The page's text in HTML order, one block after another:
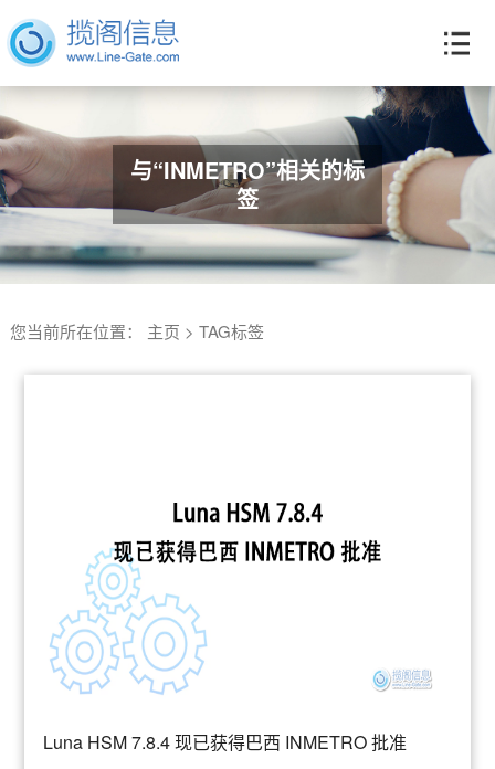
与“INMETRO”相关的标
签
您当前所在位置： 主页 > TAG标签
Luna HSM 7.8.4 现已获得巴西 INMETRO 批准